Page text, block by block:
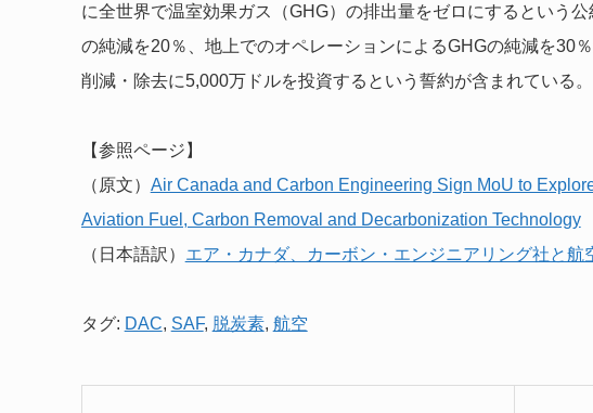
に全世界で温室効果ガス（GHG）の排出量をゼロにするという
の純減を20％、地上でのオペレーションによるGHGの純減を30
削減・除去に5,000万ドルを投資するという誓約が含まれている。
【参照ページ】
（原文） Air Canada and Carbon Engineering Sign MoU to
Aviation Fuel, Carbon Removal and Decarbonization Technology
（日本語訳） エア・カナダ、カーボン・エンジニアリング社と
タグ: DAC, SAF, 脱炭素, 航空